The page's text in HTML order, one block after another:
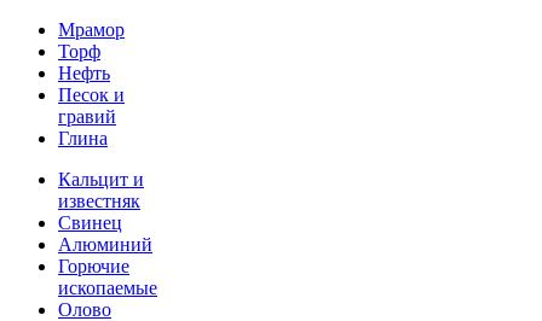
Мрамор
Торф
Нефть
Песок и
гравий
Глина
Кальцит и
известняк
Свинец
Алюминий
Горючие
ископаемые
Олово